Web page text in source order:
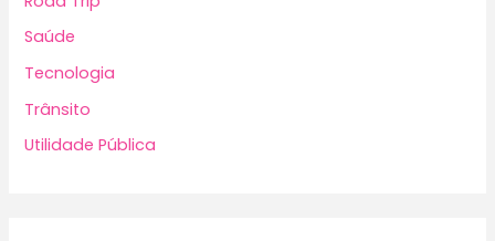
Saúde
Tecnologia
Trânsito
Utilidade Pública